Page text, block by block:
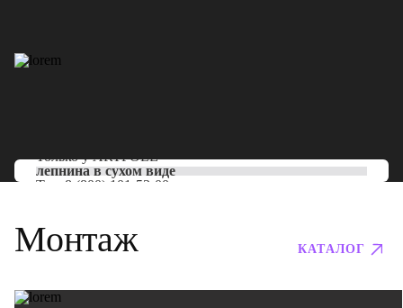
Только уARTPOLE
лепнина в сухом виде
Тел: 8 (800) 101-53-00
Монтаж КАТАЛОГ